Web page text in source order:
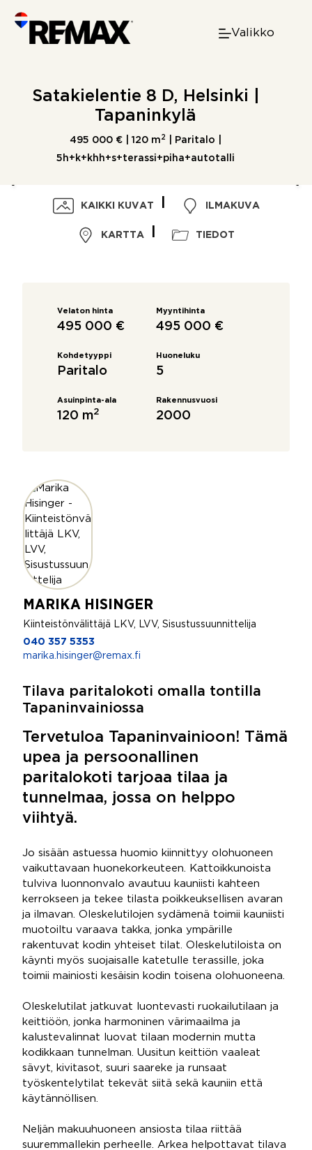
content
Valikko
Satakielentie 8 D, Helsinki |
Tapaninkylä
495 000 € | 120 m 2 | Paritalo |
5h+k+khh+s+terassi+piha+autotalli
KAIKKI KUVAT ILMAKUVA
KARTTA TIEDOT
Velaton hinta
495 000 €
Myyntihinta
495 000 €
Kohdetyyppi
Paritalo
Huoneluku
5
Asuinpinta-ala
120 m2
Rakennusvuosi
2000
MARIKA HISINGER
Kiinteistönvälittäjä LKV, LVV, Sisustussuunnittelija
040 357 5353
marika.hisinger@remax.fi
Tilava paritalokoti omalla tontilla
Tapaninvainiossa
Tervetuloa Tapaninvainioon! Tämä
upea ja persoonallinen
paritalokoti tarjoaa tilaa ja
tunnelmaa, jossa on helppo
viihtyä.
Jo sisään astuessa huomio kiinnittyy olohuoneen
vaikuttavaan huonekorkeuteen. Kattoikkunoista
tulviva luonnonvalo avautuu kauniisti kahteen
kerrokseen ja tekee tilasta poikkeuksellisen avaran
ja ilmavan. Oleskelutilojen sydämenä toimii kauniisti
muotoiltu varaava takka, jonka ympärille
rakentuvat kodin yhteiset tilat. Oleskelutiloista on
käynti myös suojaisalle katetulle terassille, joka
toimii mainiosti kesäisin kodin toisena olohuoneena.
Oleskelutilat jatkuvat luontevasti ruokailutilaan ja
keittiöön, jonka harmoninen värimaailma ja
kalustevalinnat luovat tilaan modernin mutta
kodikkaan tunnelman. Uusitun keittiön vaaleat
sävyt, kivitasot, suuri saareke ja runsaat
työskentelytilat tekevät siitä sekä kauniin että
käytännöllisen.
Neljän makuuhuoneen ansiosta tilaa riittää
suuremmallekin perheelle. Arkea helpottavat tilava